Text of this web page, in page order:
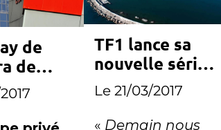
de
de
SFR
TF1 lance sa
nouvelle série
quotidienne
Le 21/03/2017
« Demain nous